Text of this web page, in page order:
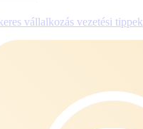
vállalkozás vezetési tippek